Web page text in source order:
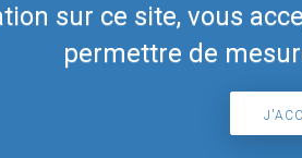
sur ce site, vous
permettre de
Boutique Airmate